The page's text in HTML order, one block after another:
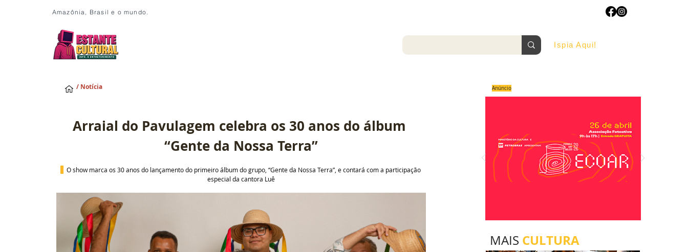
Amazônia, Brasil e o mundo.
Ispia Aqui!
/ Notícia
Arraial do Pavulagem celebra os 30 anos do álbum
“Gente da Nossa Terra”
O show marca os 30 anos do lançamento do primeiro álbum do grupo, “Gente da Nossa Terra”, e contará com a participação
especial da cantora Luê
Anúncio
MAIS CULTURA